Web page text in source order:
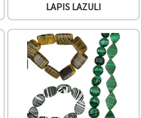
LAPIS LAZULI